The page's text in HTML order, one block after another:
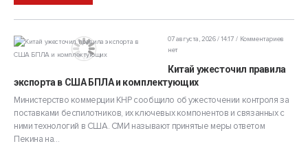
07 августа, 2026 / 14:17
Комментариев
нет
Китай ужесточил правила
экспорта в США БПЛА и комплектующих
Министерство коммерции КНР сообщило об ужесточении контроля за
поставками беспилотников, их ключевых компонентов и связанных с
ними технологий в США. СМИ называют принятые меры ответом
Пекина на...